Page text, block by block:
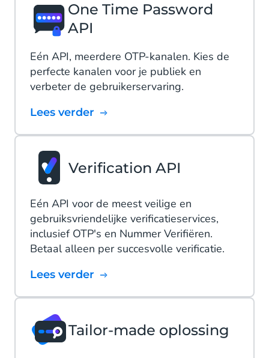
One Time Password
API
Eén API, meerdere OTP-kanalen. Kies de
perfecte kanalen voor je publiek en
verbeter de gebruikerservaring.
Lees verder
Verification API
Eén API voor de meest veilige en
gebruiksvriendelijke verificatieservices,
inclusief OTP's en Nummer Verifiëren.
Betaal alleen per succesvolle verificatie.
Lees verder
Tailor-made oplossing